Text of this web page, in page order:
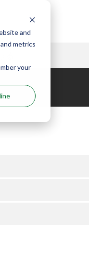
and
metrics
your